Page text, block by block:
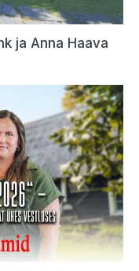
ja Anna Haava